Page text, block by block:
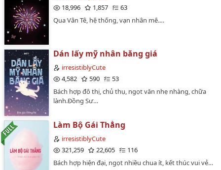
18,996
1,857
63
Qua Vân Tê, hệ thống, vạn nhân mê.…
Dán lấy mỹ nhân băng giá
irresistiblyCute
4,582
590
53
Bách hợp đô thị, chủ thụ, ngọt văn nhẹ nhàng, chữa
lành.Đồng Sư…
Làm Bộ Gái Thẳng
irresistiblyCute
321,259
22,605
116
Bách hợp hiện đại, ngọt nhiều chua ít, kết thúc vui vẻ…